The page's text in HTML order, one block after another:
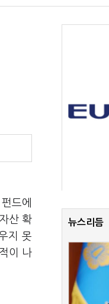
드에
산 확
지 못
이 나
뉴스리듬